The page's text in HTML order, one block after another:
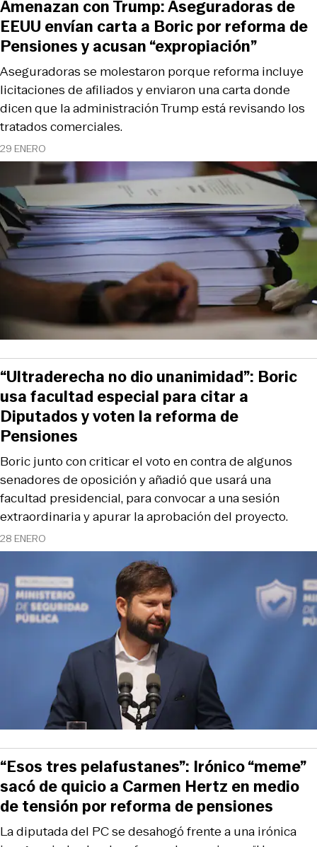
29 ENERO
Aseguradoras se molestaron porque reforma incluye
licitaciones de afiliados y enviaron una carta donde
dicen que la administración Trump está revisando los
tratados comerciales.
Amenazan con Trump: Aseguradoras de
EEUU envían carta a Boric por reforma de
Pensiones y acusan “expropiación”
28 ENERO
Boric junto con criticar el voto en contra de algunos
senadores de oposición y añadió que usará una
facultad presidencial, para convocar a una sesión
extraordinaria y apurar la aprobación del proyecto.
“Ultraderecha no dio unanimidad”: Boric
usa facultad especial para citar a
Diputados y voten la reforma de
Pensiones
La diputada del PC se desahogó frente a una irónica
“Esos tres pelafustanes”: Irónico “meme”
sacó de quicio a Carmen Hertz en medio
de tensión por reforma de pensiones